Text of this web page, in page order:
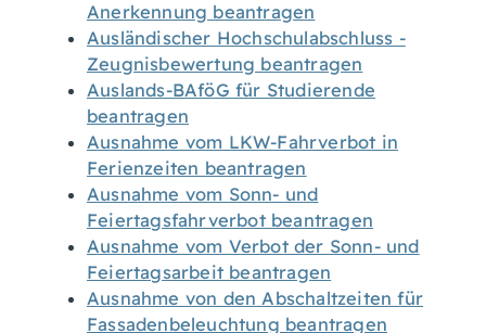
Anerkennung beantragen
Ausländischer Hochschulabschluss -
Zeugnisbewertung beantragen
Auslands-BAföG für Studierende
beantragen
Ausnahme vom LKW-Fahrverbot in
Ferienzeiten beantragen
Ausnahme vom Sonn- und
Feiertagsfahrverbot beantragen
Ausnahme vom Verbot der Sonn- und
Feiertagsarbeit beantragen
Ausnahme von den Abschaltzeiten für
Fassadenbeleuchtung beantragen